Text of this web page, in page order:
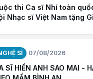
thi Ca sĩ Nhí toàn
Nhạc sĩ Việt Nam tặng
SĨ 07/08/2026
SĨ HIỀN ANH SAO MAI -